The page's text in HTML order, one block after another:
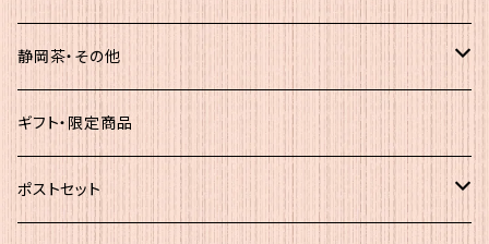
簡易（5ｇ×30）
大袋
静岡茶・その他
静岡茶
その他
ギフト・限定商品
ポストセット